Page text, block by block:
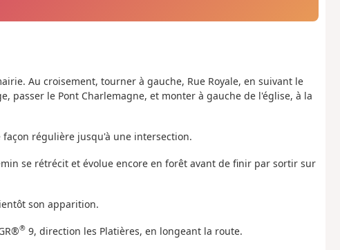
Au croisement, tourner à gauche, Rue Royale, en suivant le
passer le Pont Charlemagne, et monter à gauche de l'église, à la
régulière jusqu'à une intersection.
se rétrécit et évolue encore en forêt avant de finir par sortir sur
son apparition.
®9, direction les Platières, en longeant la route.